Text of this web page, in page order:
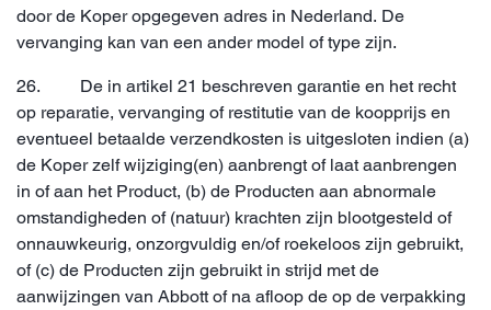
door de Koper opgegeven adres in Nederland. De
vervanging kan van een ander model of type zijn.
26. De in artikel 21 beschreven garantie en het recht
op reparatie, vervanging of restitutie van de koopprijs en
eventueel betaalde verzendkosten is uitgesloten indien (a)
de Koper zelf wijziging(en) aanbrengt of laat aanbrengen
in of aan het Product, (b) de Producten aan abnormale
omstandigheden of (natuur) krachten zijn blootgesteld of
onnauwkeurig, onzorgvuldig en/of roekeloos zijn gebruikt,
of (c) de Producten zijn gebruikt in strijd met de
aanwijzingen van Abbott of na afloop de op de verpakking